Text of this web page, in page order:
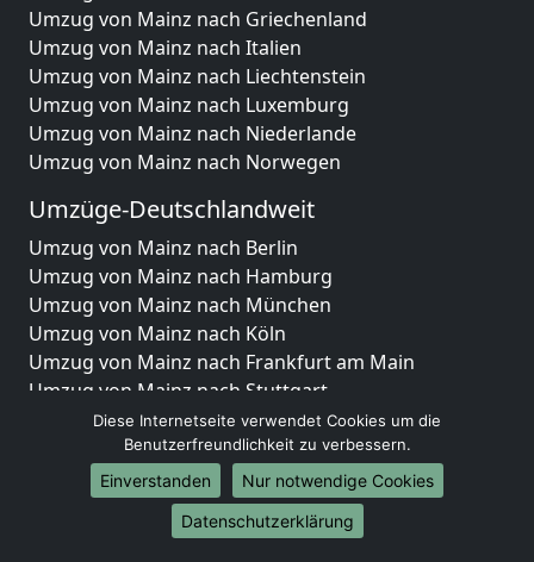
Umzug von Mainz nach Griechenland
Umzug von Mainz nach Italien
Umzug von Mainz nach Liechtenstein
Umzug von Mainz nach Luxemburg
Umzug von Mainz nach Niederlande
Umzug von Mainz nach Norwegen
Umzüge-Deutschlandweit
Umzug von Mainz nach Berlin
Umzug von Mainz nach Hamburg
Umzug von Mainz nach München
Umzug von Mainz nach Köln
Umzug von Mainz nach Frankfurt am Main
Umzug von Mainz nach Stuttgart
Umzug von Mainz nach Düsseldorf
Umzug von Mainz nach Leipzig
Umzug von Mainz nach Dortmund
Umzug von Mainz nach Essen
Umzug von Mainz nach Bremen
Diese Internetseite verwendet Cookies um die
Benutzerfreundlichkeit zu verbessern.
Einverstanden
Nur notwendige Cookies
Datenschutzerklärung